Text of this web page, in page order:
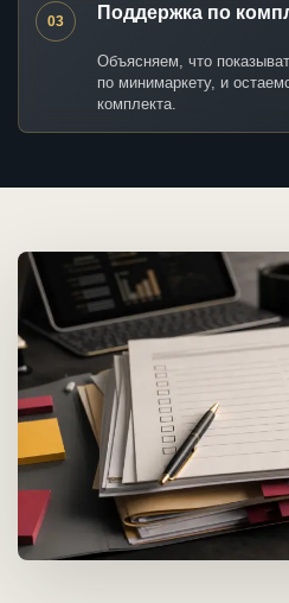
03 Поддержка по
Объясняем, что
по минимаркету, и
комплекта.